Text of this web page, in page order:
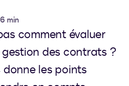
min
comment évaluer
des contrats ?
les points